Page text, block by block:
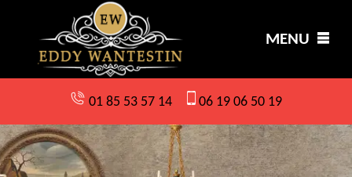
MENU
01 85 53 57 14 06 19 06 50 19